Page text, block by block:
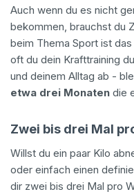
Auch wenn du es nicht
bekommen, brauchst du
beim Thema Sport ist
oft du dein Krafttraining
und deinem Alltag ab -
etwa drei Monaten die
Zwei bis drei Mal
Willst du ein paar Kilo
oder einfach einen
dir zwei bis drei Mal pro